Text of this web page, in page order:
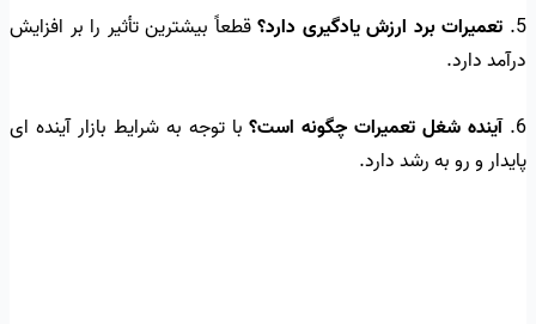
5. تعمیرات برد ارزش یادگیری دارد؟قطعاً بیشترین تأثیر را بر افزایش
درآمد دارد.
6. آینده شغل تعمیرات چگونه است؟با توجه به شرایط بازار آینده ای
پایدار و رو به رشد دارد.